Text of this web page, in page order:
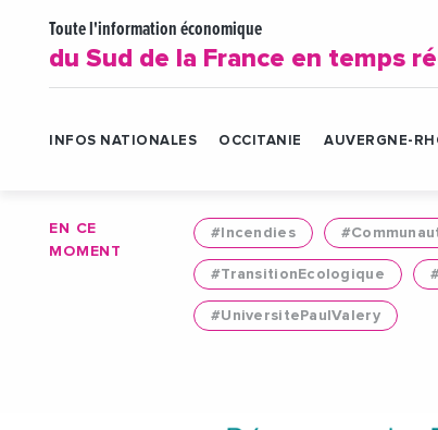
Toute l'information économique
du Sud de la France en temps
INFOS NATIONALES OCCITANIE AUVERGNE-
EN CE
MOMENT
#Incendies
#TransitionEcologique
#UniversitePaulValery